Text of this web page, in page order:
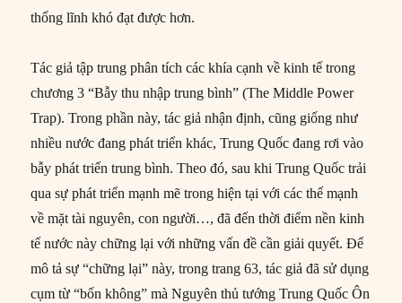
thống lĩnh khó đạt được hơn.
Tác giả tập trung phân tích các khía cạnh về kinh tế trong
chương 3 “Bẫy thu nhập trung bình” (The Middle Power
Trap). Trong phần này, tác giả nhận định, cũng giống như
nhiều nước đang phát triển khác, Trung Quốc đang rơi vào
bẫy phát triển trung bình. Theo đó, sau khi Trung Quốc trải
qua sự phát triển mạnh mẽ trong hiện tại với các thế mạnh
về mặt tài nguyên, con người…, đã đến thời điểm nền kinh
tế nước này chững lại với những vấn đề cần giải quyết. Để
mô tả sự “chững lại” này, trong trang 63, tác giả đã sử dụng
cụm từ “bốn không” mà Nguyên thủ tướng Trung Quốc Ôn